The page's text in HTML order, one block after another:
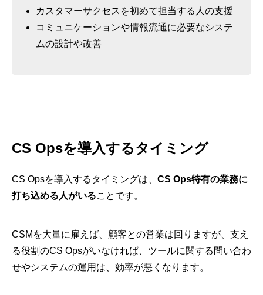
カスタマーサクセスを初めて担当する人の支援
コミュニケーションや情報流通に必要なシステ
ムの設計や改善
CS Opsを導入するタイミング
CS Opsを導入するタイミングは、 CS Ops特有の業務に
打ち込める人がいることです。
CSMを大量に雇えば、顧客との営業は回りますが、支え
る役割のCS Opsがいなければ、ツールに関する問い合わ
せやシステムの運用は、効率が悪くなります。